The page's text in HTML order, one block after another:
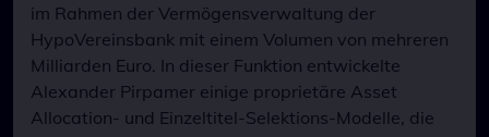
im Rahmen der Vermögensverwaltung der
HypoVereinsbank mit einem Volumen von mehreren
Milliarden Euro. In dieser Funktion entwickelte
Alexander Pirpamer einige proprietäre Asset
Allocation- und Einzeltitel-Selektions-Modelle, die